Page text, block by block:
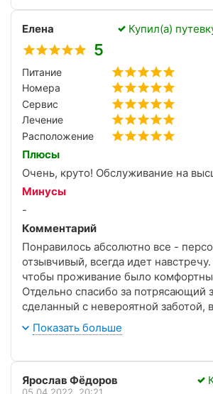
Елена Купил(а)
5
Питание
Номера
Сервис
Лечение
Расположение
Плюсы
Очень, круто! Обслуживание на
Минусы
-
Комментарий
Понравилось абсолютно все -
отзывчивый, всегда идет
чтобы проживание было
Отдельно спасибо за потрясающий
сделанный с невероятной заботой,
деталям и желанием угадать
Показать больше
Ярослав Фёдоров